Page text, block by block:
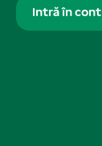
Intră în cont